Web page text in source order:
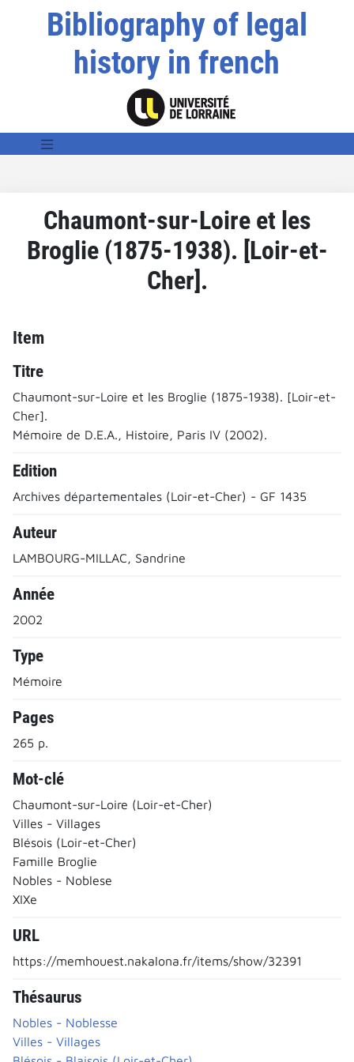
Bibliography of legal
history in french
Chaumont-sur-Loire et les
Broglie (1875-1938). [Loir-et-
Cher].
Item
Titre
Chaumont-sur-Loire et les Broglie (1875-1938). [Loir-et-
Cher].
Mémoire de D.E.A., Histoire, Paris IV (2002).
Edition
Archives départementales (Loir-et-Cher) - GF 1435
Auteur
LAMBOURG-MILLAC, Sandrine
Année
2002
Type
Mémoire
Pages
265 p.
Mot-clé
Chaumont-sur-Loire (Loir-et-Cher)
Villes - Villages
Blésois (Loir-et-Cher)
Famille Broglie
Nobles - Noblese
XIXe
URL
https://memhouest.nakalona.fr/items/show/32391
Thésaurus
Nobles - Noblesse
Villes - Villages